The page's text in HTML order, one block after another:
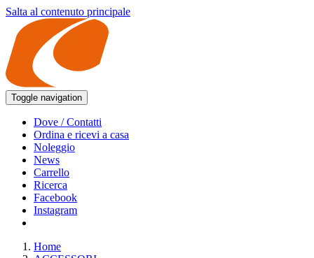
Salta al contenuto principale
Toggle navigation
Dove / Contatti
Ordina e ricevi a casa
Noleggio
News
Carrello
Ricerca
Facebook
Instagram
Home